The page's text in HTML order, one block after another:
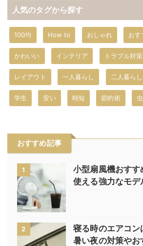
人気のタグから探す
100均 How to おしゃれ おす
かわいい インテリア トラブル対策
レイアウト 一人暮らし 二人暮らし
学生 安い 時短 節約術
おすすめ記事
1
小型扇風機おす
使える強力なモデ
2
寝る時のエアコン
暑い夜の対策やお